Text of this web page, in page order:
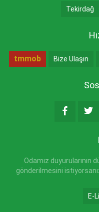
Tekirdağ
tmmob Bize Ulaşın
Odamız duyurularının
gönderilmesini
E-